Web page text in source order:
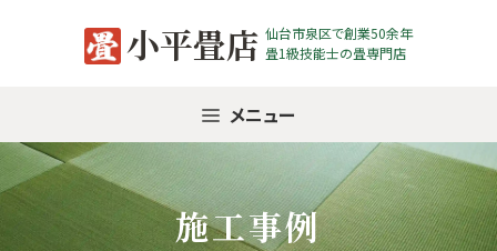
小平畳店 仙台市泉区で創業50余年
畳1級技能士の畳専門店
メニュー
施工事例